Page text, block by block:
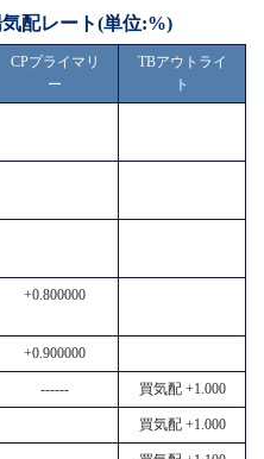
配レート(単位:%)
CPプライマリ
ー
TBアウトライ
ト
+0.800000
+0.900000
------ 買気配 +1.000
買気配 +1.000